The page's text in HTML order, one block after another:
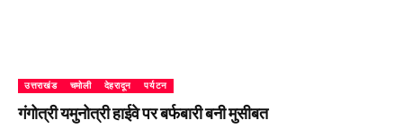
उत्तराखंड चमोली देहरादून पर्यटन
गंगोत्री यमुनोत्री हाईवे पर बर्फबारी बनी मुसीबत